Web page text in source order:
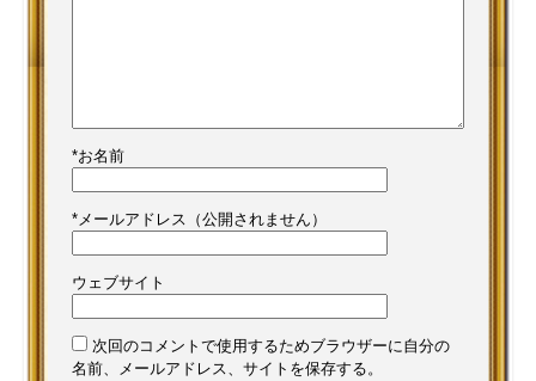
*お名前
*メールアドレス（公開されません）
ウェブサイト
次回のコメントで使用するためブラウザーに自分の
名前、メールアドレス、サイトを保存する。